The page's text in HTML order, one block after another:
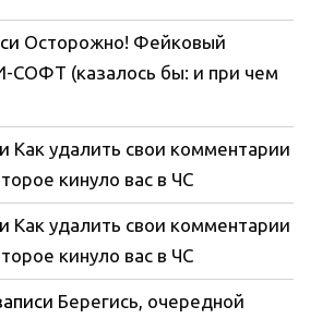
Осторожно! Фейковый
СОФТ (казалось бы: и при чем
Как удалить свои комментарии
кинуло вас в ЧС
Как удалить свои комментарии
кинуло вас в ЧС
Берегись, очередной